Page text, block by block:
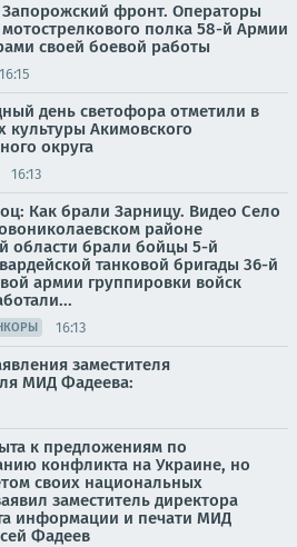
фронт. Операторы
полка 58-й Армии
своей боевой работы
16:15
день светофора отметили в
культуры Акимовского
округа
16:13
Как брали Зарницу. Видео Село
районе
области брали бойцы 5-й
танковой бригады 36-й
армии группировки войск
16:13
заместителя
МИД Фадеева:
к предложениям по
конфликта на Украине, но
своих национальных
заместитель директора
информации и печати МИД
Фадеев